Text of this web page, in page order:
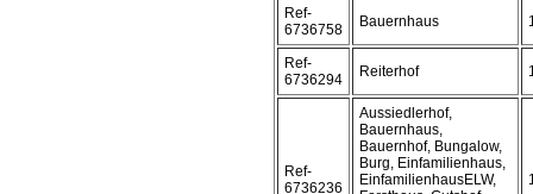
Ref-
6736758
Bauernhaus
Ref-
6736294
Reiterhof
Ref-
6736236
Aussiedlerhof,
Bauernhaus,
Bauernhof, Bungalow,
Burg, Einfamilienhaus,
EinfamilienhausELW,